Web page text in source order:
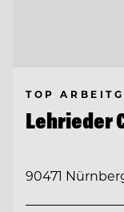
TOP
Lehrieder
90471